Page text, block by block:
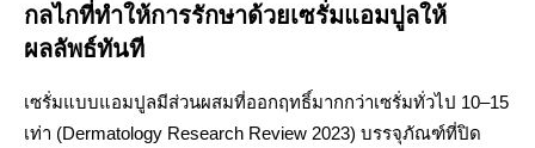
กลไกที่ทำให้การรักษาด้วยเซรั่มแอมปูลให้
ผลลัพธ์ทันที
เซรั่มแบบแอมปูลมีส่วนผสมที่ออกฤทธิ์มากกว่าเซรั่มทั่วไป 10–15
เท่า (Dermatology Research Review 2023) บรรจุภัณฑ์ที่ปิด